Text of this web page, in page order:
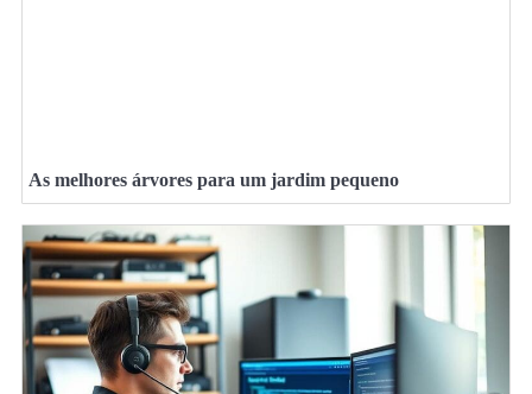
As melhores árvores para um jardim pequeno